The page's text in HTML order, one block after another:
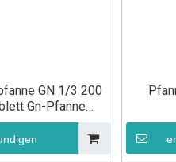
GN 1/3 200
Gn-Pfanne